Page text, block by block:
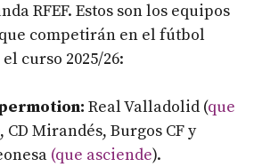
RFEF. Estos son los equipos
competirán en el fútbol
curso 2025/26:
Real Valladolid (que
CD Mirandés, Burgos CF y
(que asciende).